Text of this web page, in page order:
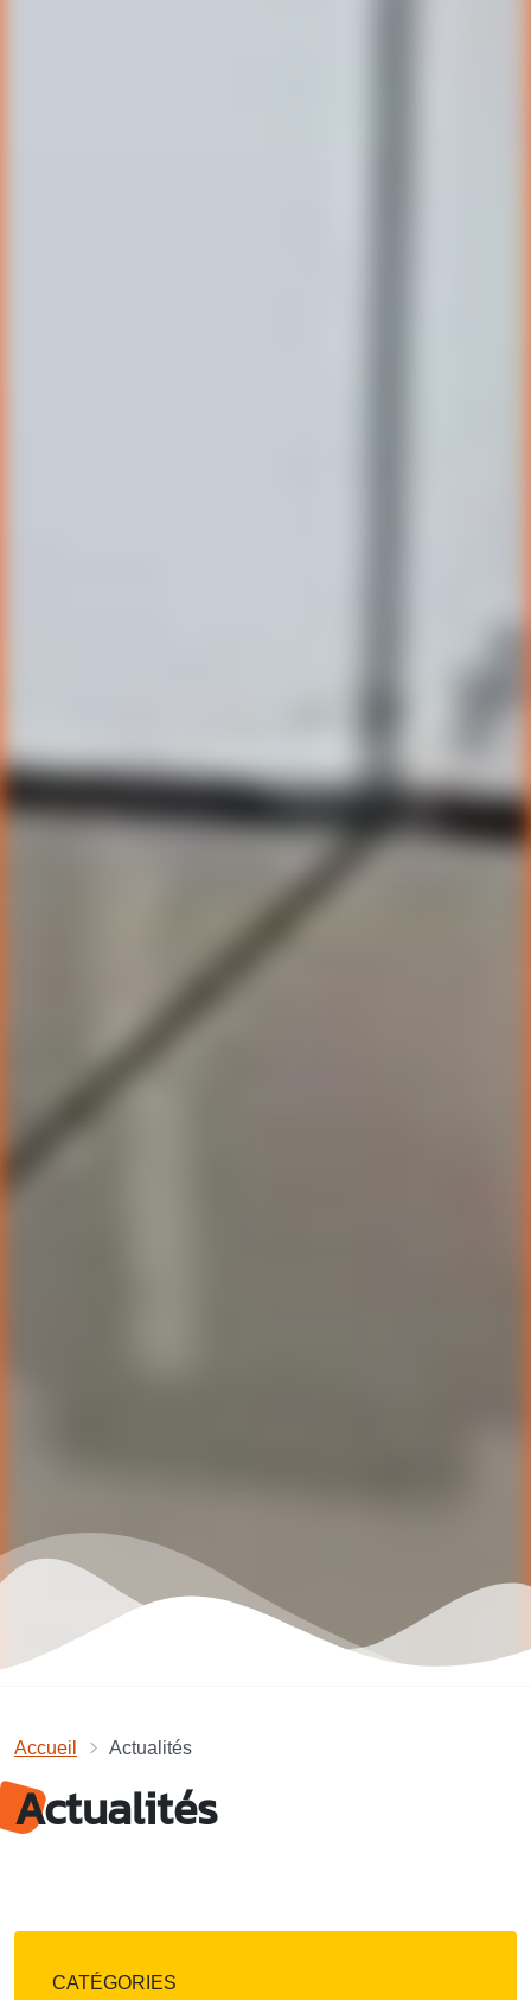
Accueil Actualités
Actualités
CATÉGORIES